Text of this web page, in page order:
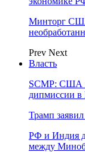
Минторг
Prev Next
Власть
SCMP: США
дипмиссии в
Трамп
РФ и Индия
между